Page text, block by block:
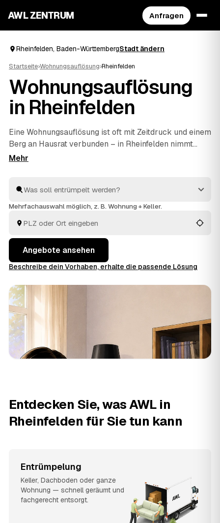
AWL ZENTRUM Anfragen
Rheinfelden, Baden-WürttembergStadt ändern
Startseite›Wohnungsauflösung›Rheinfelden
Wohnungsauflösung
in Rheinfelden
Eine Wohnungsauflösung ist oft mit Zeitdruck und einem
Berg an Hausrat verbunden – in Rheinfelden nimmt
Ihnen AWL die Anbietersuche ab. Sie geben den Umfang
herumzutelefonieren. Erst wird ausgeräumt und
fachgerecht entsorgt, dann die Wohnung besenrein
Auftrag an den Anbieter aus Rheinfelden oder
SchopfheimundLörrach, der Sie überzeugt.
Mehrfachauswahl möglich, z. B. Wohnung + Keller.
Angebote ansehen
Beschreibe dein Vorhaben, erhalte die passende Lösung
Entdecken Sie, was AWL in
Rheinfelden für Sie tun kann
Entrümpelung
Keller, Dachboden oder ganze
Wohnung — schnell geräumt und
fachgerecht entsorgt.